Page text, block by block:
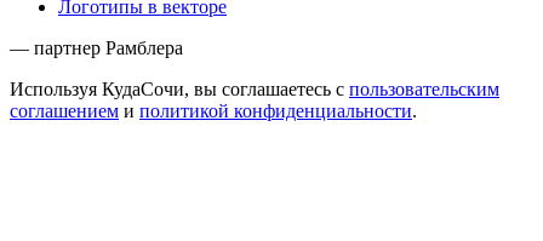
Логотипы в векторе
— партнер Рамблера
Используя КудаСочи, вы соглашаетесь с пользовательским
соглашением и политикой конфиденциальности.